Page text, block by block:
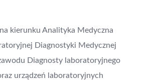
kierunku Analityka Medyczna
Diagnostyki Medycznej
Diagnosty laboratoryjnego
urządzeń laboratoryjnych